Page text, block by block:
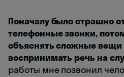
Поначалу было страшно
телефонные звонки,
объяснять сложные вещи
воспринимать речь на
работы мне позвонил